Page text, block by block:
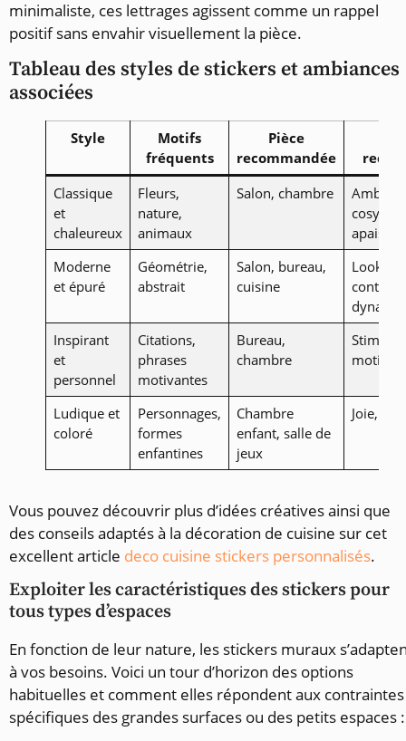
minimaliste, ces lettrages agissent comme un rappel
positif sans envahir visuellement la pièce.
Tableau des styles de stickers et ambiances
associées
Style
Motifs
fréquents
Pièce
recommandée
Classique
et
chaleureux
Fleurs,
nature,
animaux
Salon, chambre
cosy,
Moderne
et épuré
Géométrie,
abstrait
Salon, bureau,
cuisine
Look
Inspirant
et
personnel
Citations,
phrases
motivantes
Bureau,
chambre
Ludique et
coloré
Personnages,
formes
enfantines
Chambre
enfant, salle de
jeux
Joie,
Vous pouvez découvrir plus d’idées créatives ainsi que
des conseils adaptés à la décoration de cuisine sur cet
excellent article deco cuisine stickers personnalisés.
Exploiter les caractéristiques des stickers pour
tous types d’espaces
En fonction de leur nature, les stickers muraux
à vos besoins. Voici un tour d’horizon des options
habituelles et comment elles répondent aux contraintes
spécifiques des grandes surfaces ou des petits espaces :